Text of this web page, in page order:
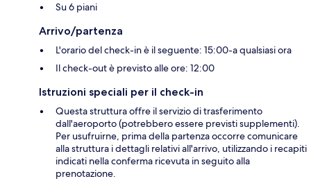
Su 6 piani
Arrivo/partenza
L'orario del check-in è il seguente: 15:00-a qualsiasi ora
Il check-out è previsto alle ore: 12:00
Istruzioni speciali per il check-in
Questa struttura offre il servizio di trasferimento
dall'aeroporto (potrebbero essere previsti supplementi).
Per usufruirne, prima della partenza occorre comunicare
alla struttura i dettagli relativi all'arrivo, utilizzando i recapiti
indicati nella conferma ricevuta in seguito alla
prenotazione.